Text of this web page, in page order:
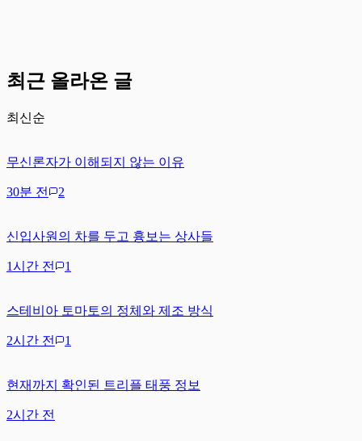
최근 올라온 글
최신순
무신론자가 이해되지 않는 이유
30분 전 2
신입사원의 차를 두고 흉보는 상사들
1시간 전 1
스테비아 토마토의 정체와 제조 방식
2시간 전 1
현재까지 확인된 트리플 태풍 정보
2시간 전